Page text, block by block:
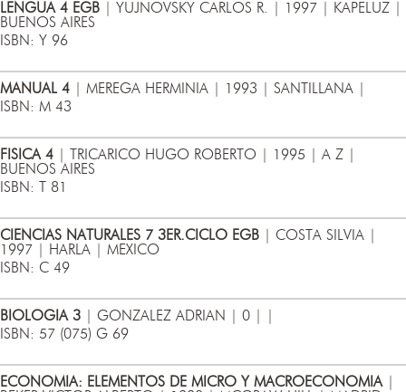
LENGUA 4 EGB | YUJNOVSKY CARLOS R. | 1997 | KAPELUZ |
BUENOS AIRES
ISBN: Y 96
MANUAL 4 | MEREGA HERMINIA | 1993 | SANTILLANA |
ISBN: M 43
FISICA 4 | TRICARICO HUGO ROBERTO | 1995 | A Z |
BUENOS AIRES
ISBN: T 81
CIENCIAS NATURALES 7 3ER.CICLO EGB | COSTA SILVIA |
1997 | HARLA | MEXICO
ISBN: C 49
BIOLOGIA 3 | GONZALEZ ADRIAN | 0 | |
ISBN: 57 (075) G 69
ECONOMIA: ELEMENTOS DE MICRO Y MACROECONOMIA